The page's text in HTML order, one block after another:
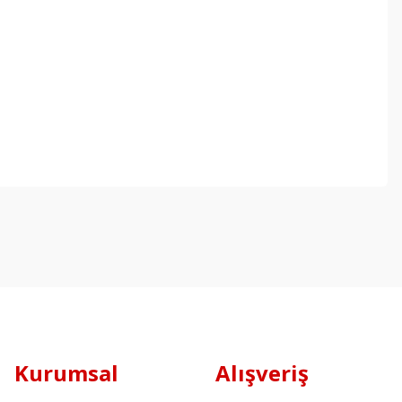
Kurumsal Alışveriş